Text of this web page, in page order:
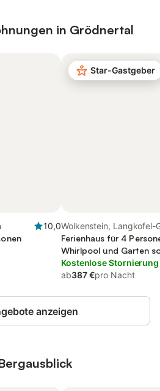
in Grödnertal
10,0
Star-Gastgeber
Wolkenstein, Langkofel-
Ferienhaus für 4
Whirlpool und Garten
Kostenlose Stornierung
ab387 €pro Nacht
anzeigen